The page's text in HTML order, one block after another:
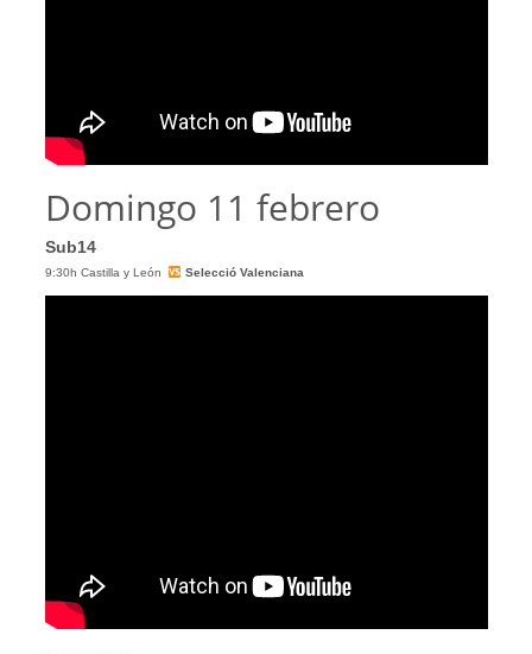
Domingo 11 febrero
Sub14
9:30h Castilla y León Selecció Valenciana